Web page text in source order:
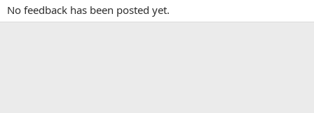
No feedback has been posted yet.